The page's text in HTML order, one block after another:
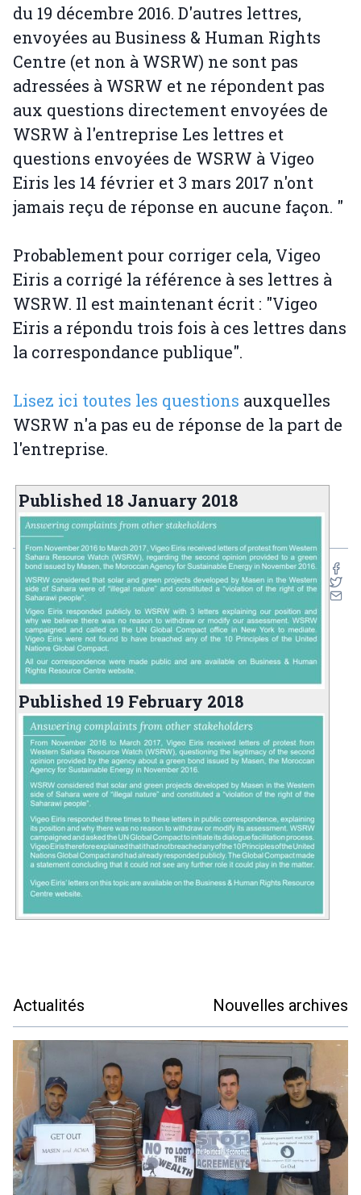
du 19 décembre 2016. D'autres lettres,
envoyées au Business & Human Rights
Centre (et non à WSRW) ne sont pas
adressées à WSRW et ne répondent pas
aux questions directement envoyées de
WSRW à l'entreprise Les lettres et
questions envoyées de WSRW à Vigeo
Eiris les 14 février et 3 mars 2017 n'ont
jamais reçu de réponse en aucune façon. "
Probablement pour corriger cela, Vigeo
Eiris a corrigé la référence à ses lettres à
WSRW. Il est maintenant écrit : "Vigeo
Eiris a répondu trois fois à ces lettres dans
la correspondance publique".
Lisez ici toutes les questions auxquelles
WSRW n'a pas eu de réponse de la part de
l'entreprise.
Published 18 January 2018
Published 19 February 2018
Actualités Nouvelles archives